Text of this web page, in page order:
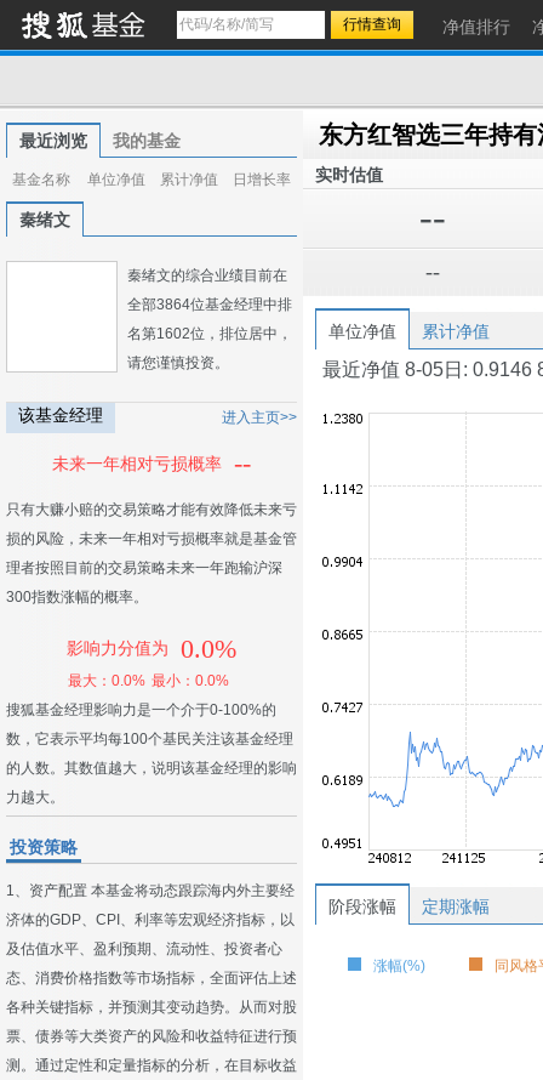
净值排行
最近浏览 我的基金
基金名称 单位净值 累计净值 日增长率
秦绪文
秦绪文的综合业绩目前在
全部3864位基金经理中排
名第1602位，排位居中，
请您谨慎投资。
该基金经理 进入主页>>
未来一年相对亏损概率 --
只有大赚小赔的交易策略才能有效降低未来亏
损的风险，未来一年相对亏损概率就是基金管
理者按照目前的交易策略未来一年跑输沪深
300指数涨幅的概率。
影响力分值为 0.0%
最大：0.0% 最小：0.0%
搜狐基金经理影响力是一个介于0-100%的
数，它表示平均每100个基民关注该基金经理
的人数。其数值越大，说明该基金经理的影响
力越大。
投资策略
1、资产配置 本基金将动态跟踪海内外主要经
济体的GDP、CPI、利率等宏观经济指标，以
及估值水平、盈利预期、流动性、投资者心
态、消费价格指数等市场指标，全面评估上述
各种关键指标，并预测其变动趋势。从而对股
票、债券等大类资产的风险和收益特征进行预
测。通过定性和定量指标的分析，在目标收益
东方红智选三年持
实时估值
--
--
单位净值 累计净值
最近净值 8-05日: 0.9146
阶段涨幅 定期涨幅
涨幅(%) 同风格